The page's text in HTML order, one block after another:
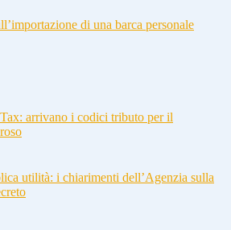
di una barca personale
arrivano i codici tributo per il
utilità: i chiarimenti dell’Agenzia sulla